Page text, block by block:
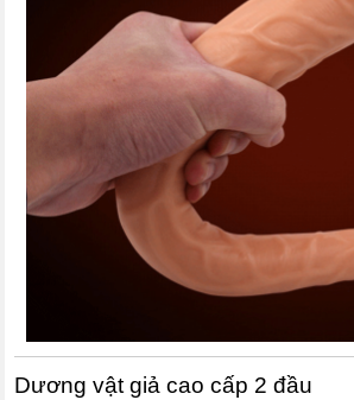
Dương vật giả cao cấp 2 đầu